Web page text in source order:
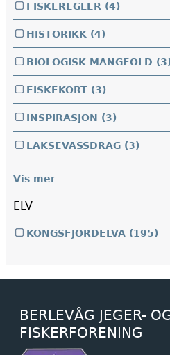
FISKEREGLER (4)
HISTORIKK (4)
BIOLOGISK MANGFOLD
FISKEKORT (3)
INSPIRASJON (3)
LAKSEVASSDRAG (3)
Vis mer
ELV
KONGSFJORDELVA (195)
BERLEVÅG JEGER-
FISKERFORENING